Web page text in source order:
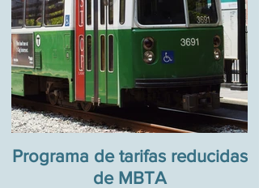
Programa de tarifas reducidas
de MBTA